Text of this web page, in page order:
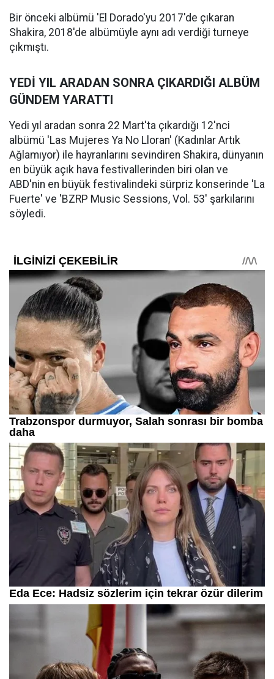
Bir önceki albümü 'El Dorado'yu 2017'de çıkaran
Shakira, 2018'de albümüyle aynı adı verdiği turneye
çıkmıştı.
YEDİ YIL ARADAN SONRA ÇIKARDIĞI ALBÜM
GÜNDEM YARATTI
Yedi yıl aradan sonra 22 Mart'ta çıkardığı 12'nci
albümü 'Las Mujeres Ya No Lloran' (Kadınlar Artık
Ağlamıyor) ile hayranlarını sevindiren Shakira, dünyanın
en büyük açık hava festivallerinden biri olan ve
ABD'nin en büyük festivalindeki sürpriz konserinde 'La
Fuerte' ve 'BZRP Music Sessions, Vol. 53' şarkılarını
söyledi.